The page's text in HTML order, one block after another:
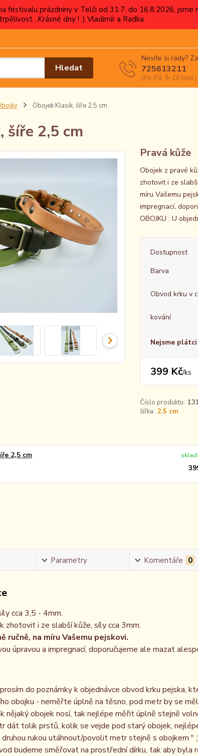
festivalu prázdniny v Telči od 31.7. do 16.8.2026,
..Krásné dny ! :) Vladimír a Radka
Hledat
Nevíte si rady?
725613211
(Po-Pá, 9-18 hod.)
Obojek Klasik, šíře 2,5 cm
šíře 2,5 cm
Pravá kůže
Obojek z pravé
zhotovit i ze
míru Vašemu
impregnací,
OBOJKU : U
Dostupnost
Barva
Obvod krku v
kování
Nejsme plátci
399 Kč/ks
Číslo produktu:
šířka: 2,5 cm
2,5 cm
Parametry Komentáře 0
cca 3,5 - 4mm.
zhotovit i ze slabší kůže, síly cca 3mm.
ručně, na míru Vašemu pejskovi.
úpravou a impregnací, doporučujeme ale mazat
do poznámky k objednávce obvod krku pejska,
obojku - neměřte úplně na těsno, pod metr by se
nějaký obojek nosí, tak nejlépe měřit úplně stejně
dát tolik prstů, kolik se vejde pod starý obojek,
rukou utáhnout/povolit metr stejně s obojkem "
budeme směřovat na prostřední dírku, tak aby byla